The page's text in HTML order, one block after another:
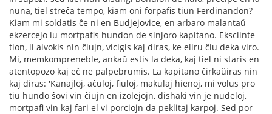
nuna, tiel streĉa tempo, kiam oni forpaﬁs tiun Ferdinandon?
Kiam mi soldatis ĉe ni en Budjejovice, en arbaro malantaŭ
ekzercejo iu mortpaﬁs hundon de sinjoro kapitano. Eksciinte
tion, li alvokis nin ĉiujn, vicigis kaj diras, ke eliru ĉiu deka viro.
Mi, memkompreneble, ankaŭ estis la deka, kaj tiel ni staris en
atentopozo kaj eĉ ne palpebrumis. La kapitano ĉirkaŭiras nin
kaj diras: 'Kanajloj, aĉuloj, ﬁuloj, makulaj hienoj, mi volus pro
tiu hundo ŝovi vin ĉiujn en izolejojn, dishaki vin je nudeloj,
mortpaﬁ vin kaj fari el vi porciojn da peklitaj karpoj. Sed por